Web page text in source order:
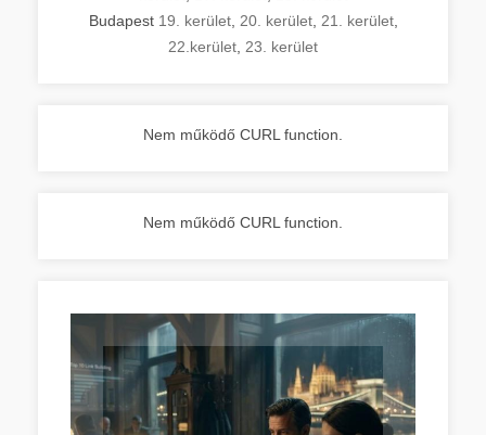
Budapest 19. kerület, 20. kerület, 21. kerület,
22.kerület 23. kerület
Nem működő CURL function.
Nem működő CURL function.